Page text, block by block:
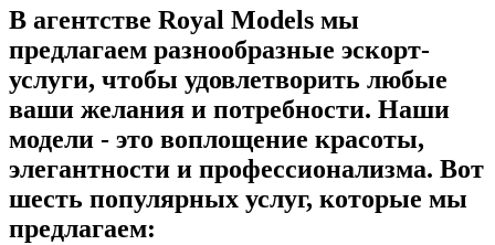
В агентстве Royal Models мы
предлагаем разнообразные эскорт-
услуги, чтобы удовлетворить любые
ваши желания и потребности. Наши
модели - это воплощение красоты,
элегантности и профессионализма. Вот
шесть популярных услуг, которые мы
предлагаем: